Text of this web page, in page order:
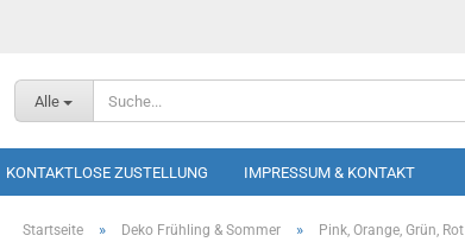
Alle
KONTAKTLOSE ZUSTELLUNG IMPRESSUM & KONTAKT
Startseite » Deko Frühling & Sommer » Pink, Orange, Grün, Rot